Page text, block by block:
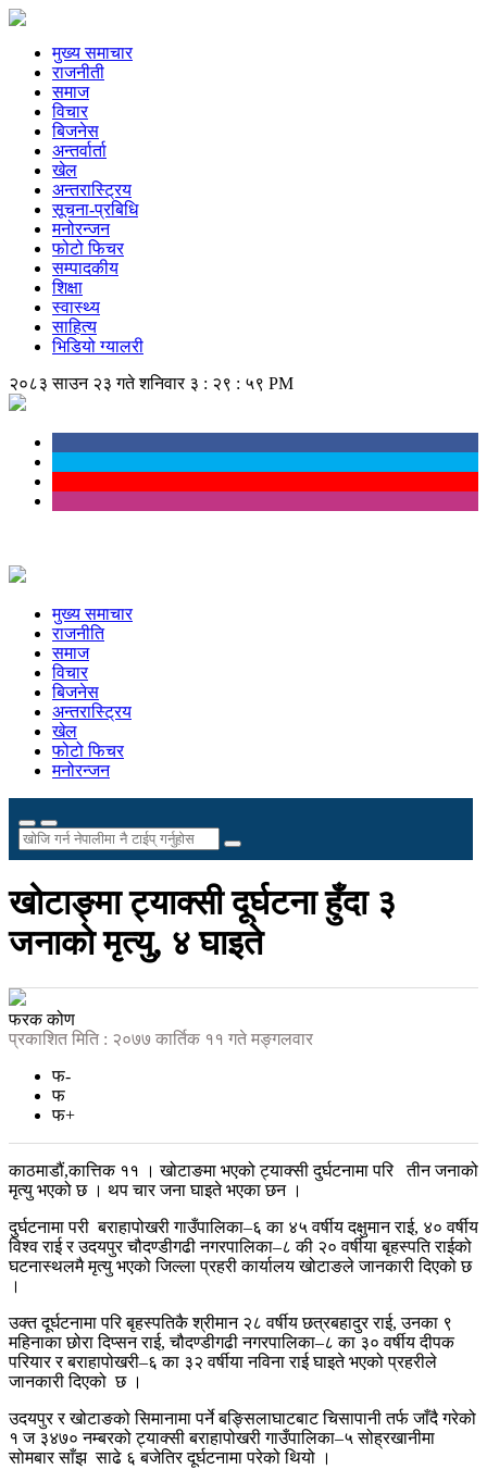
मुख्य समाचार
राजनीती
समाज
विचार
बिजनेस
अन्तर्वार्ता
खेल
अन्तरास्ट्रिय
सूचना-प्रबिधि
मनोरन्जन
फोटो फिचर
सम्पादकीय
शिक्षा
स्वास्थ्य
साहित्य
भिडियो ग्यालरी
२०८३ साउन २३ गते शनिवार ३ : २९ : ५९ PM
मुख्य समाचार
राजनीति
समाज
विचार
बिजनेस
अन्तरास्ट्रिय
खेल
फोटो फिचर
मनोरन्जन
खोटाङ्मा ट्याक्सी दूर्घटना हुँदा ३
जनाको मृत्यु, ४ घाइते
फरक कोण
प्रकाशित मिति : २०७७ कार्तिक ११ गते मङ्गलवार
फ-
फ
फ+
काठमाडौं,कात्तिक ११ । खोटाङमा भएको ट्याक्सी दुर्घटनामा परि तीन जनाको
मृत्यु भएको छ । थप चार जना घाइते भएका छन ।
दुर्घटनामा परी बराहापोखरी गाउँपालिका–६ का ४५ वर्षीय दक्षुमान राई, ४० वर्षीय
विश्व राई र उदयपुर चौदण्डीगढी नगरपालिका–८ की २० वर्षीया बृहस्पति राईको
घटनास्थलमै मृत्यु भएको जिल्ला प्रहरी कार्यालय खोटाङले जानकारी दिएको छ
।
उक्त दूर्घटनामा परि बृहस्पतिकै श्रीमान २८ वर्षीय छत्रबहादुर राई, उनका ९
महिनाका छोरा दिप्सन राई, चौदण्डीगढी नगरपालिका–८ का ३० वर्षीय दीपक
परियार र बराहापोखरी–६ का ३२ वर्षीया नविना राई घाइते भएको प्रहरीले
जानकारी दिएको छ ।
उदयपुर र खोटाङको सिमानामा पर्ने बङ्सिलाघाटबाट चिसापानी तर्फ जाँदै गरेको
१ ज ३४७० नम्बरको ट्याक्सी बराहापोखरी गाउँपालिका–५ सोह्रखानीमा
सोमबार साँझ साढे ६ बजेतिर दूर्घटनामा परेको थियो ।